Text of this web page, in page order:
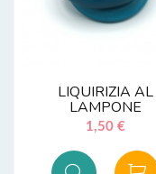
LIQUIRIZIA AL
LAMPONE
1,50 €